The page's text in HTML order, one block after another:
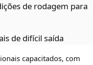
de rodagem para
de difícil saída
capacitados, com